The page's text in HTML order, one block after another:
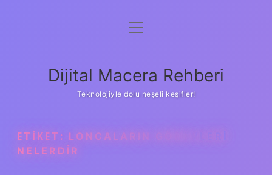
Anasayfa
Yasal Uyarı
menüyü
Dijital Macera Rehberi
Teknolojiyle dolu neşeli keşifler!
ETIKET: LONCALARIN GÖREVLERI
NELERDIR